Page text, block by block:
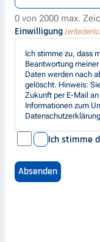
0 von 2000 max.
Einwilligung
Ich stimme zu, dass
Beantwortung
Daten werden nach
gelöscht. Hinweis:
Zukunft per E-Mail
Informationen zum
Ich stimme